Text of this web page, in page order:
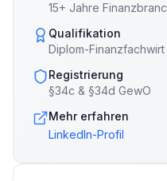
15+ Jahre
Qualifikation
Diplom-Finanzfachwirt
Registrierung
§34c & §34d GewO
Mehr erfahren
LinkedIn-Profil